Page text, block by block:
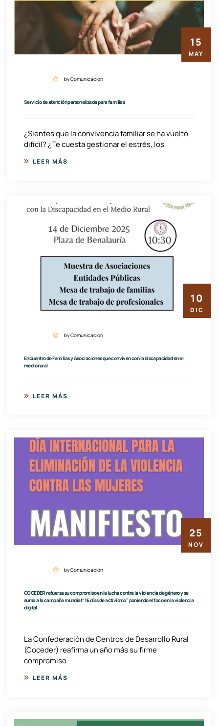
by Comunicación
Servicio de atención personalizada para familias
¿Sientes que la convivencia familiar se ha vuelto
difícil? ¿Te cuesta gestionar el estrés, los
LEER MÁS
15
MAY
by Comunicación
Encuentro de Familias y Asociaciones que conviven con la discapacidad en el
medio rural
LEER MÁS
10
DIC
by Comunicación
COCEDER refuerza su compromiso en la lucha contra la violencia de género y se
suma a la campaña mundial “16 días de activismo” poniendo el foco en la violencia
digital
La Confederación de Centros de Desarrollo Rural
(Coceder) reafirma un año más su firme
compromiso
LEER MÁS
25
NOV